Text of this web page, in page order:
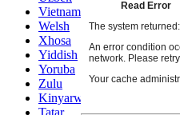
Vietnamese
Welsh
Xhosa
Yiddish
Yoruba
Zulu
Kinyarwanda
Tatar